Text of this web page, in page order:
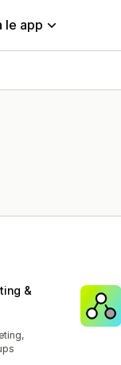
le app
&